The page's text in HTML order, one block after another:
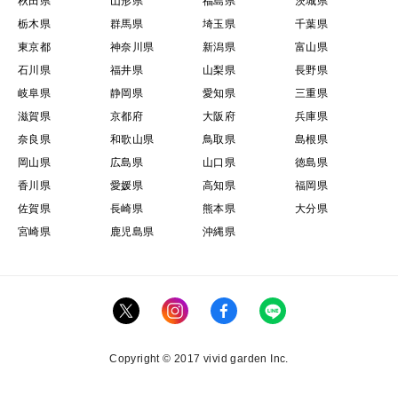
栃木県
群馬県 埼玉県
千葉県
東京都
神奈川県 新潟県
富山県
石川県
福井県 山梨県
長野県
岐阜県
静岡県 愛知県
三重県
滋賀県
京都府 大阪府
兵庫県
奈良県
和歌山県 鳥取県
島根県
岡山県
広島県 山口県
徳島県
香川県
愛媛県 高知県
福岡県
佐賀県
長崎県 熊本県
大分県
宮崎県
鹿児島県 沖縄県
Copyright © 2017 vivid garden Inc.